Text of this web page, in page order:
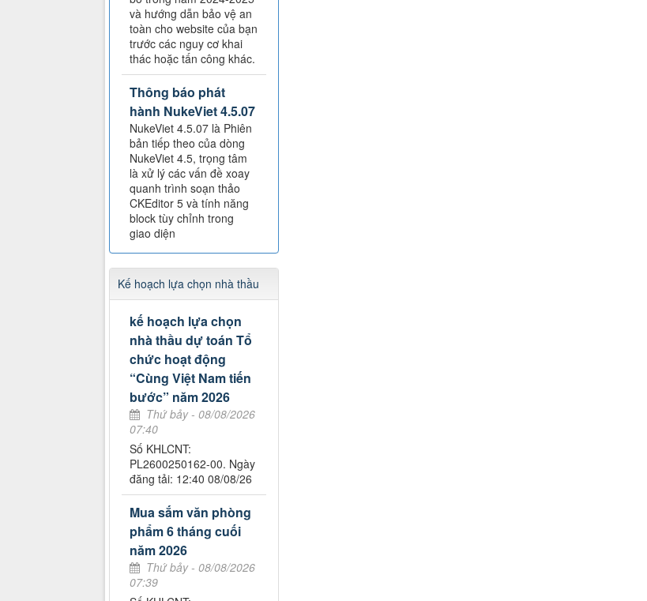
và hướng dẫn bảo vệ an
toàn cho website của bạn
trước các nguy cơ khai
thác hoặc tấn công khác.
Thông báo phát
hành NukeViet 4.5.07
NukeViet 4.5.07 là Phiên
bản tiếp theo của dòng
NukeViet 4.5, trọng tâm
là xử lý các vấn đề xoay
quanh trình soạn thảo
CKEditor 5 và tính năng
block tùy chỉnh trong
giao diện
Kế hoạch lựa chọn nhà thầu
kế hoạch lựa chọn
nhà thầu dự toán Tổ
chức hoạt động
“Cùng Việt Nam tiến
bước” năm 2026
Thứ bảy - 08/08/2026
07:40
Số KHLCNT:
PL2600250162-00. Ngày
đăng tải: 12:40 08/08/26
Mua sắm văn phòng
phẩm 6 tháng cuối
năm 2026
Thứ bảy - 08/08/2026
07:39